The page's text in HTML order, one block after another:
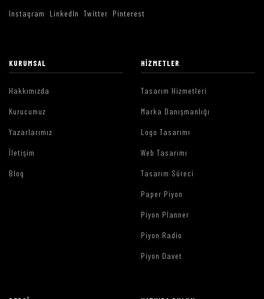
Instagram LinkedIn Twitter Pinterest
KURUMSAL
Hakkımızda
Kurucumuz
Yazarlarımız
İletişim
Blog
HIZMETLER
Tasarım Hizmetleri
Marka Danışmanlığı
Logo Tasarımı
Web Tasarımı
Tasarım Süreci
Paper Piyon
Piyon Planner
Piyon Radio
Piyon Davet